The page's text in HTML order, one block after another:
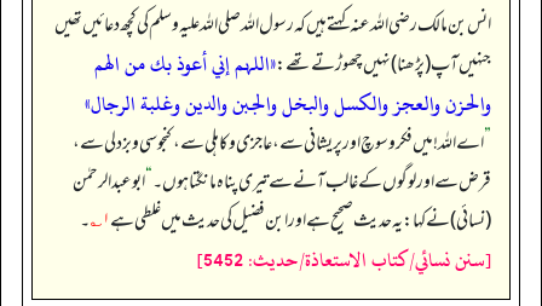
انس بن مالک رضی اللہ عنہ کہتے ہیں کہ رسول اللہ صلی اللہ علیہ وسلم کی کچھ دعائیں تھیں
جنہیں آپ (پڑھنا) نہیں چھوڑتے تھے:«اللہم إني أعوذ بك من الهم
والحزن والعجز والكسل والبخل والجبن والدين وغلبة الرجال»
”اے اللہ! میں فکر و سوچ اور پریشانی سے، عاجزی و کاہلی سے، کنجوسی و بزدلی سے،
قرض سے اور لوگوں کے غالب آنے سے تیری پناہ مانگتا ہوں۔‏‏‏‏“ابوعبدالرحمٰن
(نسائی) نے کہا: یہ حدیث صحیح ہے اور ابن فضیل کی حدیث میں غلطی ہے۱؎ ۔
[سنن نسائي/كتاب الاستعاذة/حدیث: 5452]